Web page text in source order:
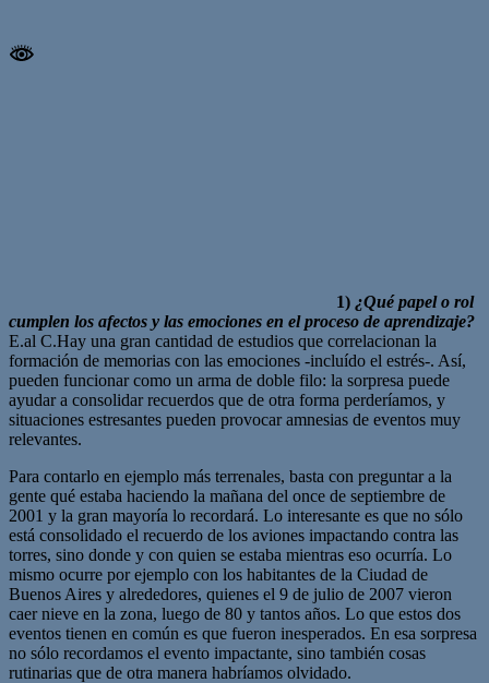
1) ¿Qué papel o rol
cumplen los afectos y las emociones en el proceso de aprendizaje?
E.al C.Hay una gran cantidad de estudios que correlacionan la
formación de memorias con las emociones -incluído el estrés-. Así,
pueden funcionar como un arma de doble filo: la sorpresa puede
ayudar a consolidar recuerdos que de otra forma perderíamos, y
situaciones estresantes pueden provocar amnesias de eventos muy
relevantes.
Para contarlo en ejemplo más terrenales, basta con preguntar a la
gente qué estaba haciendo la mañana del once de septiembre de
2001 y la gran mayoría lo recordará. Lo interesante es que no sólo
está consolidado el recuerdo de los aviones impactando contra las
torres, sino donde y con quien se estaba mientras eso ocurría. Lo
mismo ocurre por ejemplo con los habitantes de la Ciudad de
Buenos Aires y alrededores, quienes el 9 de julio de 2007 vieron
caer nieve en la zona, luego de 80 y tantos años. Lo que estos dos
eventos tienen en común es que fueron inesperados. En esa sorpresa
no sólo recordamos el evento impactante, sino también cosas
rutinarias que de otra manera habríamos olvidado.